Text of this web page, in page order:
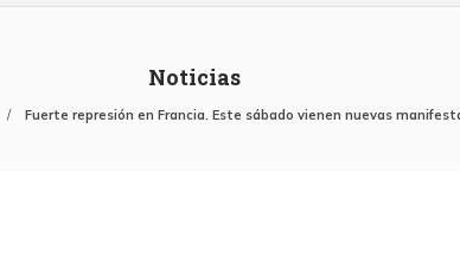
Noticias
Fuerte represión en Francia. Este sábado vienen nuevas